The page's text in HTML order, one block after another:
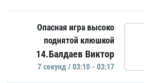
Опасная игра высоко
поднятой клюшкой
14.Балдаев Виктор
7 секунд / 03:10 - 03:17